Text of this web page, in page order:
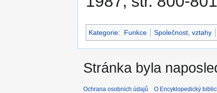
Kategorie: Funkce Společnost, vztahy
Stránka byla
Ochrana osobních údajů O Encyklopedický